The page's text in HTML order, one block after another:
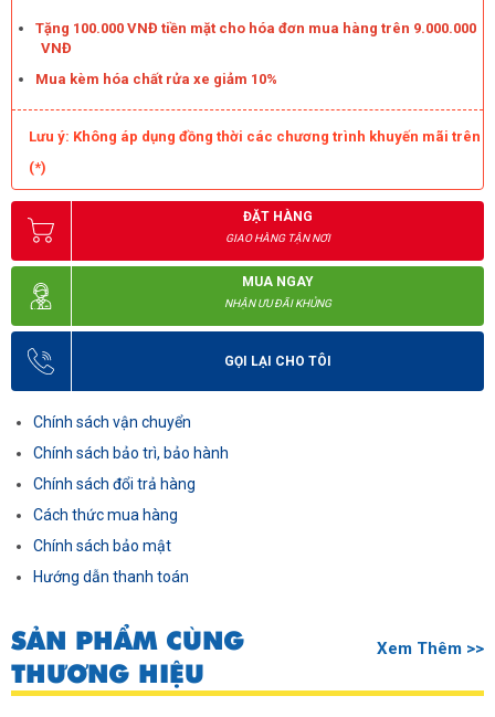
Tặng 100.000 VNĐ tiền mặt cho hóa đơn mua hàng trên 9.000.000
VNĐ
Mua kèm hóa chất rửa xe giảm 10%
Lưu ý: Không áp dụng đồng thời các chương trình khuyến mãi trên
(*)
ĐẶT HÀNG
GIAO HÀNG TẬN NƠI
MUA NGAY
NHẬN ƯU ĐÃI KHỦNG
GỌI LẠI CHO TÔI
Chính sách vận chuyển
Chính sách bảo trì, bảo hành
Chính sách đổi trả hàng
Cách thức mua hàng
Chính sách bảo mật
Hướng dẫn thanh toán
SẢN PHẨM CÙNG
THƯƠNG HIỆU
Xem Thêm >>